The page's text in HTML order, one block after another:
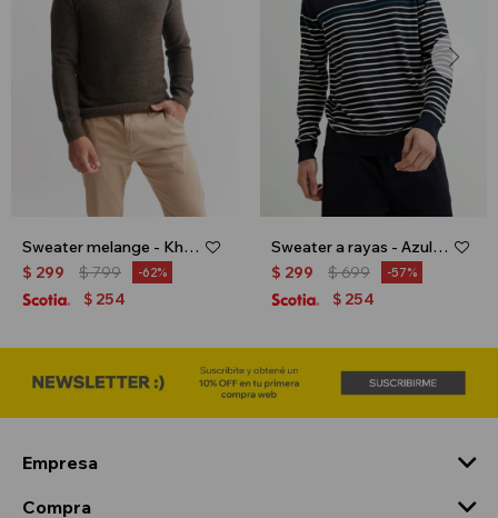
Sweater melange - Khaki
$ 299 $799 62
$ 254
Sweater a rayas - Azul marino
$ 299 $699 57
$ 254
Empresa
Compra